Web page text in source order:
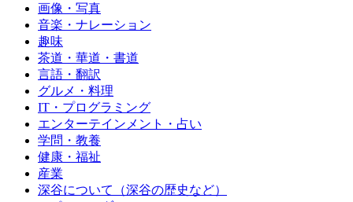
画像・写真
音楽・ナレーション
趣味
茶道・華道・書道
言語・翻訳
グルメ・料理
IT・プログラミング
エンターテインメント・占い
学問・教養
健康・福祉
産業
深谷について（深谷の歴史など）